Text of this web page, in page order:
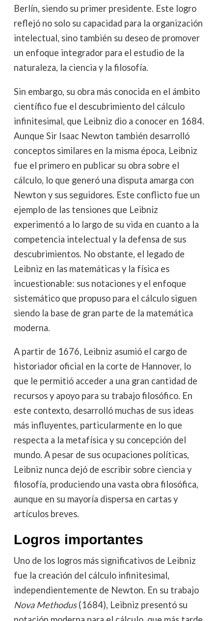
Berlín, siendo su primer presidente. Este logro
reflejó no solo su capacidad para la organización
intelectual, sino también su deseo de promover
un enfoque integrador para el estudio de la
naturaleza, la ciencia y la filosofía.
Sin embargo, su obra más conocida en el ámbito
científico fue el descubrimiento del cálculo
infinitesimal, que Leibniz dio a conocer en 1684.
Aunque Sir Isaac Newton también desarrolló
conceptos similares en la misma época, Leibniz
fue el primero en publicar su obra sobre el
cálculo, lo que generó una disputa amarga con
Newton y sus seguidores. Este conflicto fue un
ejemplo de las tensiones que Leibniz
experimentó a lo largo de su vida en cuanto a la
competencia intelectual y la defensa de sus
descubrimientos. No obstante, el legado de
Leibniz en las matemáticas y la física es
incuestionable: sus notaciones y el enfoque
sistemático que propuso para el cálculo siguen
siendo la base de gran parte de la matemática
moderna.
A partir de 1676, Leibniz asumió el cargo de
historiador oficial en la corte de Hannover, lo
que le permitió acceder a una gran cantidad de
recursos y apoyo para su trabajo filosófico. En
este contexto, desarrolló muchas de sus ideas
más influyentes, particularmente en lo que
respecta a la metafísica y su concepción del
mundo. A pesar de sus ocupaciones políticas,
Leibniz nunca dejó de escribir sobre ciencia y
filosofía, produciendo una vasta obra filosófica,
aunque en su mayoría dispersa en cartas y
artículos breves.
Logros importantes
Uno de los logros más significativos de Leibniz
fue la creación del cálculo infinitesimal,
independientemente de Newton. En su trabajo
Nova Methodus(1684), Leibniz presentó su